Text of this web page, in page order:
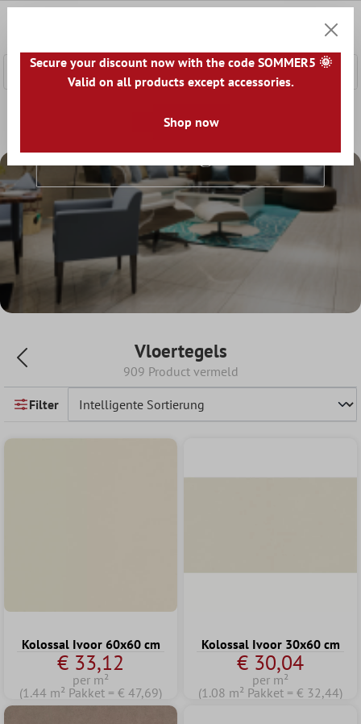
Vloertegels
Vloertegels
909 Product vermeld
Filter
Kolossal Ivoor 60x60 cm
€ 33,12
per m²
(1.44 m² Pakket = € 47,69)
Kolossal Ivoor 30x60 cm
€ 30,04
per m²
(1.08 m² Pakket = € 32,44)
Secure your discount now with the code SOMMER5 🌞
Valid on all products except accessories.
Shop now